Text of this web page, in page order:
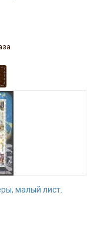
малый лист.